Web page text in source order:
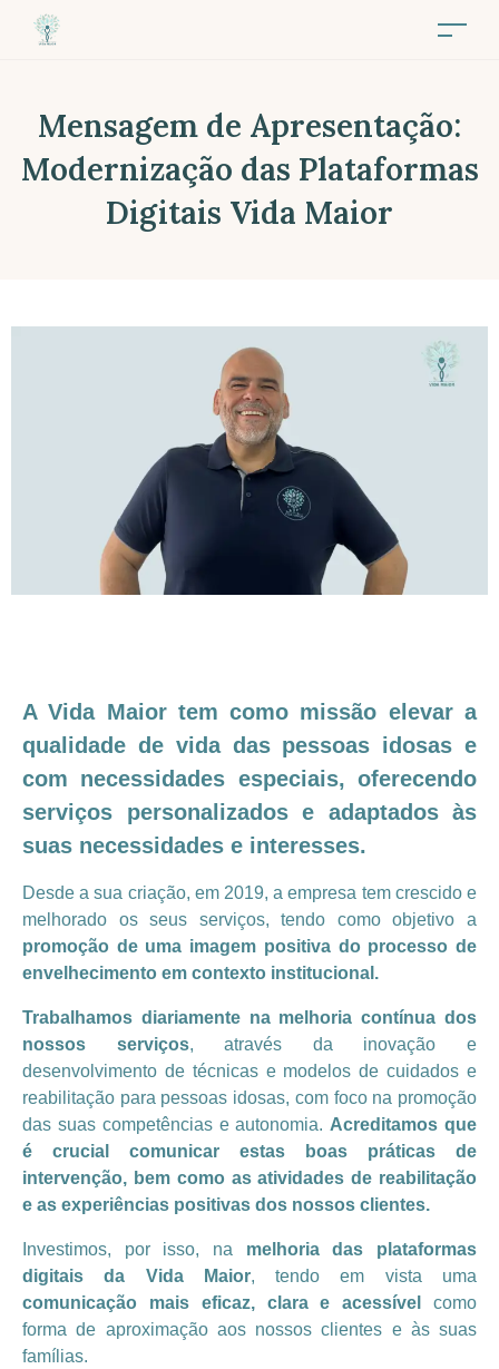
Mensagem de Apresentação:
Modernização das Plataformas
Digitais Vida Maior
A Vida Maior tem como missão elevar a
qualidade de vida das pessoas idosas e
com necessidades especiais, oferecendo
serviços personalizados e adaptados às
suas necessidades e interesses.
Desde a sua criação, em 2019, a empresa tem crescido e
melhorado os seus serviços, tendo como objetivo a
promoção de uma imagem positiva do processo de
envelhecimento em contexto institucional.
Trabalhamos diariamente na melhoria contínua dos
nossos serviços, através da inovação e
desenvolvimento de técnicas e modelos de cuidados e
reabilitação para pessoas idosas, com foco na promoção
das suas competências e autonomia. Acreditamos que
é crucial comunicar estas boas práticas de
intervenção, bem como as atividades de reabilitação
e as experiências positivas dos nossos clientes.
Investimos, por isso, na melhoria das plataformas
digitais da Vida Maior, tendo em vista uma
comunicação mais eficaz, clara e acessível
como
forma de aproximação aos nossos clientes e às suas
famílias.